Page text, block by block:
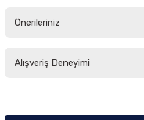
Önerileriniz
yetersiz gördüğünüz noktaları
Alışveriş Deneyimi